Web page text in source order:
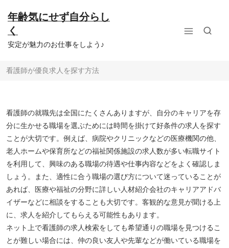
キ
年齢気にせず自分らし
く
安定が魅力のお仕事をしよう♪
看護師が優良求人を探す方法
看護師の就職先は全国にたくさんありますが、自分のキャリアを存
分に生かせる職場を選ぶためには時間を掛けて好条件の求人を探す
ことが大切です。例えば、病院やクリニックなどの医療機関の他、
老人ホームや保育所などの福祉関係施設の求人数が多い転職サイト
を利用して、興味のある職場の待遇や仕事内容などをよく確認しま
しょう。また、適性に合う職場の選び方について迷っていることが
あれば、医療や福祉の分野に詳しい人材紹介会社のキャリアアドバ
イザーなどに相談をすることも大切です。客観的な意見が聞ける上
に、求人を紹介してもらえる可能性もあります。
ネット上で看護師の求人検索をしても希望通りの職場を見つけるこ
とが難しい場合には、仲の良い友人や先輩などが働いている職場を